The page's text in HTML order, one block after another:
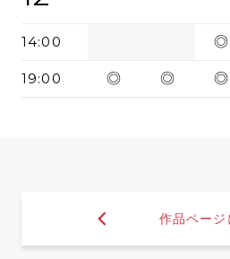
14:00 ◎
19:00 ◎ ◎ ◎
作品ページ